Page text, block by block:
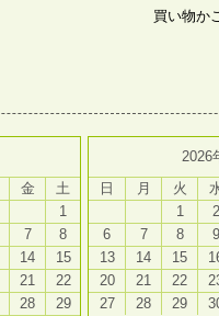
買い物か
金
土
1
7
8
14
15
21
22
28
29
2026
日
月 火
1
2
6
7 8 9
13
14 15
20
21 22
27
28 29